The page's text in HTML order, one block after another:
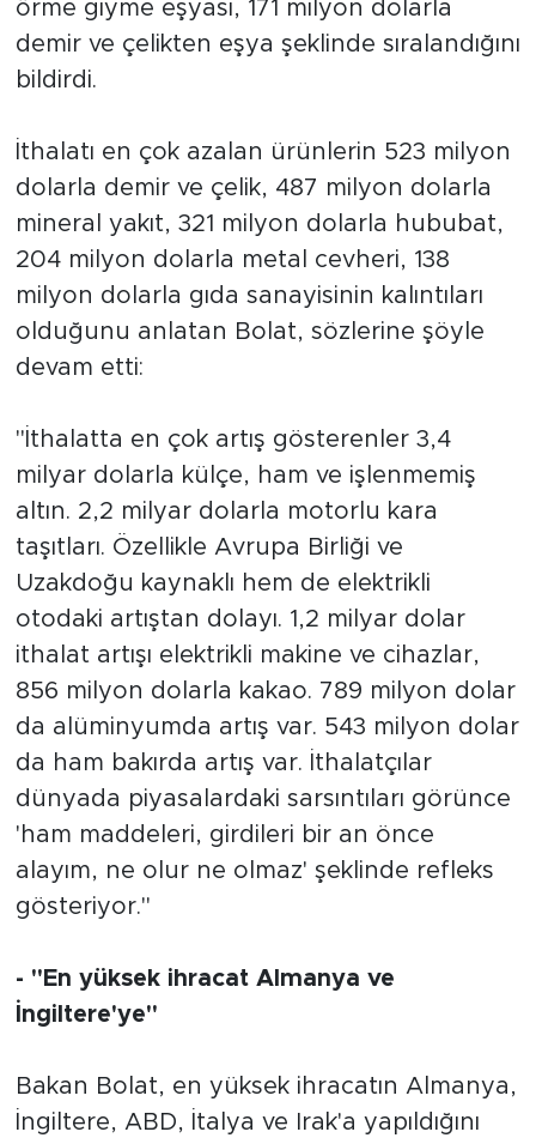
örme giyme eşyası, 171 milyon dolarla
demir ve çelikten eşya şeklinde sıralandığını
bildirdi.
İthalatı en çok azalan ürünlerin 523 milyon
dolarla demir ve çelik, 487 milyon dolarla
mineral yakıt, 321 milyon dolarla hububat,
204 milyon dolarla metal cevheri, 138
milyon dolarla gıda sanayisinin kalıntıları
olduğunu anlatan Bolat, sözlerine şöyle
devam etti:
"İthalatta en çok artış gösterenler 3,4
milyar dolarla külçe, ham ve işlenmemiş
altın. 2,2 milyar dolarla motorlu kara
taşıtları. Özellikle Avrupa Birliği ve
Uzakdoğu kaynaklı hem de elektrikli
otodaki artıştan dolayı. 1,2 milyar dolar
ithalat artışı elektrikli makine ve cihazlar,
856 milyon dolarla kakao. 789 milyon dolar
da alüminyumda artış var. 543 milyon dolar
da ham bakırda artış var. İthalatçılar
dünyada piyasalardaki sarsıntıları görünce
'ham maddeleri, girdileri bir an önce
alayım, ne olur ne olmaz' şeklinde refleks
gösteriyor."
- "En yüksek ihracat Almanya ve
İngiltere'ye"
Bakan Bolat, en yüksek ihracatın Almanya,
İngiltere, ABD, İtalya ve Irak'a yapıldığını